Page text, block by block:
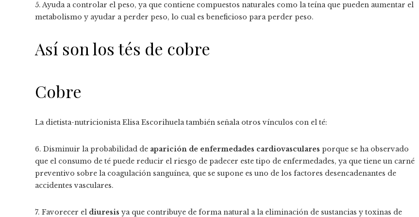
5. Ayuda a controlar el peso, ya que contiene compuestos naturales como la teína que pueden aumentar el
metabolismo y ayudar a perder peso, lo cual es beneficioso para perder peso.
Así son los tés de cobre
Cobre
La dietista-nutricionista Elisa Escorihuela también señala otros vínculos con el té:
6. Disminuir la probabilidad de aparición de enfermedades cardiovasculares porque se ha observado
que el consumo de té puede reducir el riesgo de padecer este tipo de enfermedades, ya que tiene un carné
preventivo sobre la coagulación sanguínea, que se supone es uno de los factores desencadenantes de
accidentes vasculares.
7. Favorecer el diuresis ya que contribuye de forma natural a la eliminación de sustancias y toxinas de